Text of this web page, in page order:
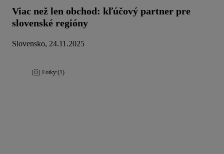
Viac než len obchod: kľúčový partner pre
slovenské regióny
Slovensko, 24.11.2025
Fotky:(1)